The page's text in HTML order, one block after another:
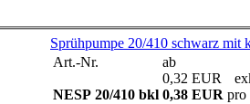
Sprühpumpe 20/410 schwarz mit
Art.-Nr.
NESP 20/410 bkl
ab
0,32 EUR
0,38 EUR pro